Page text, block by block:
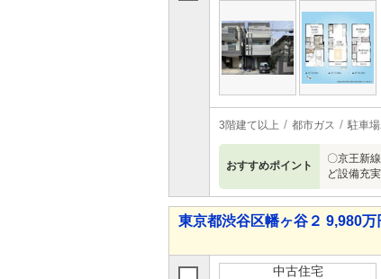
3階建て以上 都市ガス 駐車場
おすすめポイント
〇京王新
ど設備充
東京都渋谷区幡ヶ谷２ 9,980
中古住宅